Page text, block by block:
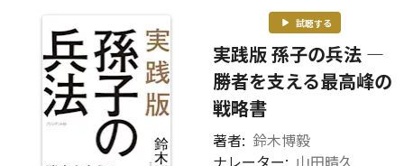
試聴する
実践版 孫子の兵法 ―
勝者を支える最高峰の
戦略書
著者: 鈴木博毅
ナレーター: 山田晴久